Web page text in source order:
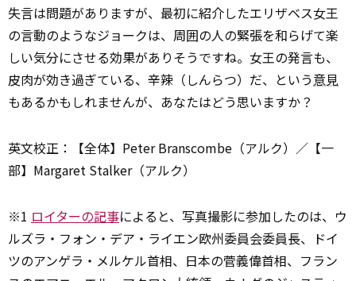
失言は問題がありますが、最初に紹介したエリザベス女王
の言動のようなジョークは、周囲の人の緊張を和らげて楽
しい気分にさせる効果がありそうですね。女王の発言も、
皮肉が効き過ぎている、辛辣（しんらつ）だ、という意見
もあるかもしれませんが、あなたはどう思いますか？
英文校正：【全体】Peter Branscombe（アルク）／【一
部】Margaret Stalker（アルク）
※1 ロイターの記事によると、写真撮影に参加したのは、ウ
ルズラ・フォン・デア・ライエン欧州委員会委員長、ドイ
ツのアンゲラ・メルケル首相、日本の菅義偉首相、フラン